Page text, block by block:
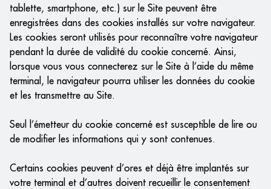
tablette, smartphone, etc.) sur le Site peuvent être
enregistrées dans des cookies installés sur votre navigateur.
Les cookies seront utilisés pour reconnaître votre navigateur
pendant la durée de validité du cookie concerné. Ainsi,
lorsque vous vous connecterez sur le Site à l’aide du même
terminal, le navigateur pourra utiliser les données du cookie
et les transmettre au Site.
Seul l’émetteur du cookie concerné est susceptible de lire ou
de modifier les informations qui y sont contenues.
Certains cookies peuvent d’ores et déjà être implantés sur
votre terminal et d’autres doivent recueillir le consentement